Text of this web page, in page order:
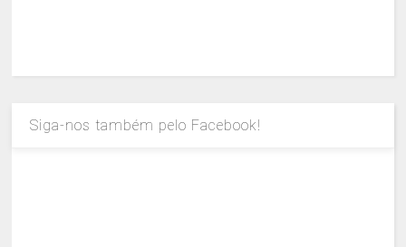
Siga-nos também pelo Facebook!